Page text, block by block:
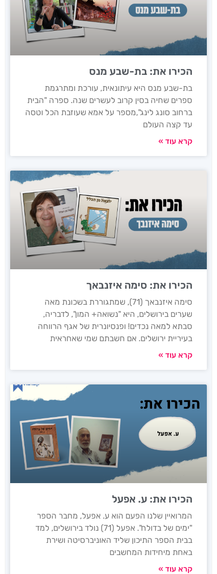
הכירו את: בת-שבע מנס
בת-שבע מנס היא עיתונאית, עורכת ומתרגמת
ספרים שחיה בסין קרוב לעשרים שנה. ספרה "הבית
ברחוב סונג לינג",מספר על אמא שעוזבת הכל וטסה
עד קצה העולם
קרא עוד »
הכירו את: סימה איזנבאך
סימה איזנבאך (71), שמתגוררת בשכונת מאה
שערים בירושלים, היא "נשואה+ המון", לדבריה,
סבתא למאה נכדים! ופנסיונרית של אגף הרווחה
בעיריית ירושלים. אם חשבתם שמי שאחראית
קרא עוד »
הכירו את: ע. אפעל
המרואיין שלנו הפעם הוא ע. אפעל, מחבר הספר
"ימים של בדולח". אפעל (71) נולד בירושלים, למד
בבית הספר התיכון שליד האוניברסיטה ושירת
באחת מיחידות המחשבים
קרא עוד »